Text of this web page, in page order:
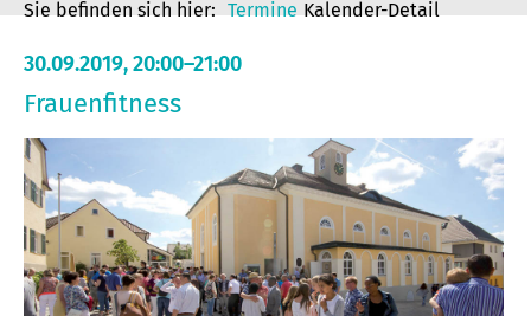
Termine Kalender-Detail
30.09.2019, 20:00–21:00
Frauenfitness